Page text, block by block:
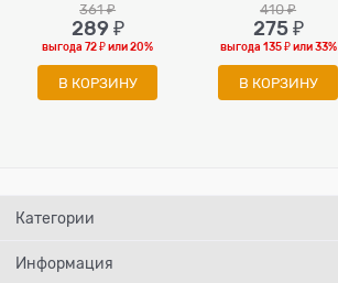
361 ₽
289 ₽
выгода 72 ₽или20%
В КОРЗИНУ
410 ₽
275 ₽
выгода 135 ₽или33%
В КОРЗИНУ
Категории
Информация